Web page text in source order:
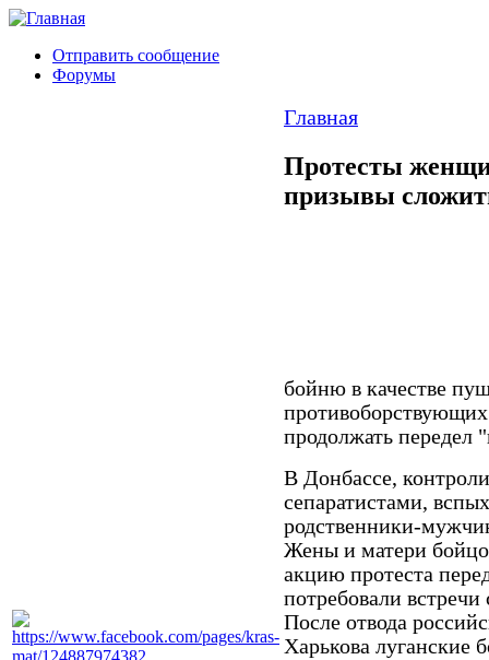
Отправить сообщение
Форумы
Главная
Протесты
призывы
бойню в качестве
продолжать передел
В Донбассе,
сепаратистами,
родственники-
Жены и матери
акцию протеста
потребовали
После отвода
Харькова луганские